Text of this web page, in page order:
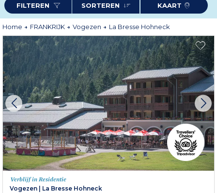
Meer informatie
FILTEREN SORTEREN KAART
Home FRANKRIJK Vogezen La Bresse Hohneck
Verblijf in Residentie
Vogezen
La Bresse Hohneck